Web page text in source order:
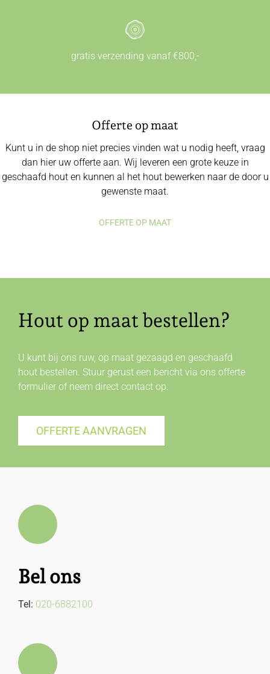
gratis verzending vanaf €800,-
Offerte op maat
Kunt u in de shop niet precies vinden wat u nodig heeft, vraag
dan hier uw offerte aan. Wij leveren een grote keuze in
geschaafd hout en kunnen al het hout bewerken naar de door u
gewenste maat.
OFFERTE OP MAAT
Hout op maat bestellen?
U kunt bij ons ruw, op maat gezaagd en geschaafd
hout bestellen. Stuur gerust een bericht via ons offerte
formulier of neem direct contactop.
OFFERTE AANVRAGEN
Bel ons
Tel: 020-6882100